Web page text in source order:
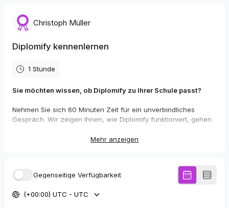
Christoph Müller
Diplomify kennenlernen
1 Stunde
Sie möchten wissen, ob Diplomify zu Ihrer Schule passt?
Nehmen Sie sich 60 Minuten Zeit für ein unverbindliches
Gespräch. Wir zeigen Ihnen, wie Diplomify funktioniert, gehen
unser Zeugnisprogramm Ihre Anforderungen erfüllt.
Mehr anzeigen
Gegenseitige Verfügbarkeit
(+00:00) UTC - UTC